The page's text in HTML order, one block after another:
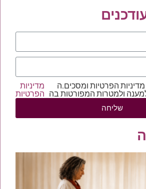
הפרטיות ומסכים.ה
ולמטרות המפורטות בה
מדיניות
הפרטיות
שליחה